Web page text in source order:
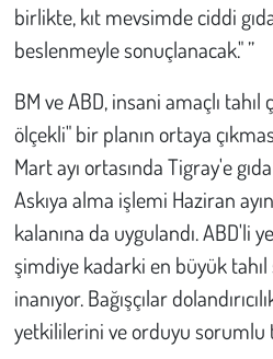
birlikte, kıt mevsimde ciddi
beslenmeyle sonuçlanacak." ”
BM ve ABD, insani amaçlı
ölçekli" bir planın ortaya
Mart ayı ortasında Tigray'e
Askıya alma işlemi Haziran
kalanına da uygulandı. ABD'li
şimdiye kadarki en büyük
inanıyor. Bağışçılar
yetkililerini ve orduyu sorumlu